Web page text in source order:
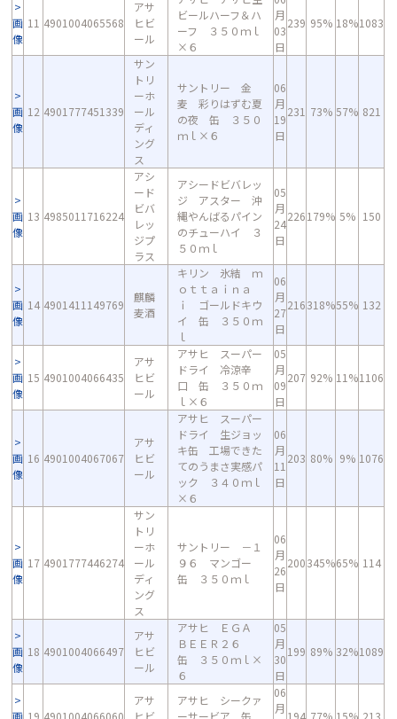
画
像
11 4901004065568
アサ
ヒビ
ール
ビールハーフ＆ハ
ーフ ３５０ｍｌ
×６
月
03
日
239 95% 18%1083
画
像
12 4901777451339
サン
トリ
ーホ
ール
ディ
ング
ス
サントリー 金
麦 彩りはずむ夏
の夜 缶 ３５０
ｍｌ×６
06
月
19
日
231 73% 57% 821
画
像
13 4985011716224
アシ
ード
ビバ
レッ
ジプ
ラス
アシードビバレッ
ジ アスター 沖
縄やんばるパイン
のチューハイ ３
５０ｍｌ
05
月
24
日
226179% 5% 150
画
像
14 4901411149769
麒麟
麦酒
キリン 氷結 ｍ
ｏｔｔａｉｎａ
ｉ ゴールドキウ
イ 缶 ３５０ｍ
ｌ
06
月
27
日
216318%55% 132
画
像
15 4901004066435
アサ
ヒビ
ール
アサヒ スーパー
ドライ 冷涼辛
口 缶 ３５０ｍ
ｌ×６
05
月
09
日
207 92% 11%1106
画
像
16 4901004067067
アサ
ヒビ
ール
アサヒ スーパー
ドライ 生ジョッ
キ缶 工場できた
てのうまさ実感パ
ック ３４０ｍｌ
×６
06
月
11
日
203 80% 9% 1076
画
像
17 4901777446274
サン
トリ
ーホ
ール
ディ
ング
ス
サントリー －１
９６ マンゴー
缶 ３５０ｍｌ
06
月
26
日
200345%65% 114
画
像
18 4901004066497
アサ
ヒビ
ール
アサヒ ＥＧＡ
ＢＥＥＲ２６
缶 ３５０ｍｌ×
６
05
月
30
日
199 89% 32%1089
画 19 4901004066060
アサ
ヒビ
アサヒ シークァ
ーサービア 缶
06
月
194 77% 15% 213